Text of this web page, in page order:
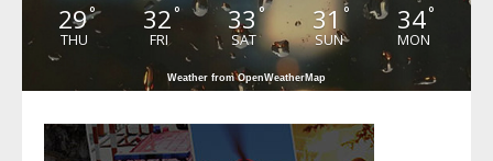
29°
THU
32°
FRI
33 °
SAT
31 °
SUN
34°
MON
Weather from OpenWeatherMap